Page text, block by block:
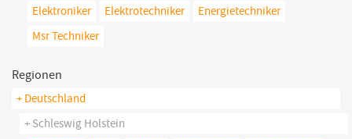
Elektroniker
Elektrotechniker
Energietechniker
Msr Techniker
Regionen
+ Deutschland
+ Schleswig Holstein